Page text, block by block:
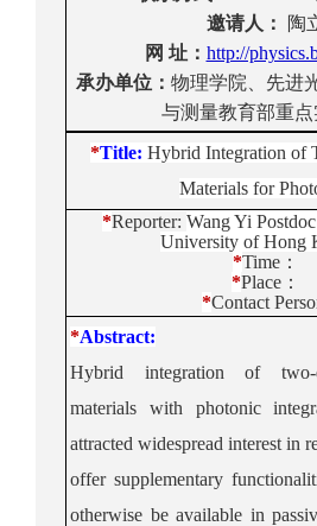
邀请人：
陶
网 址： http://
承办单位： 物理学院
先进
与测量教育部重点
*Title: Hybrid Integration of
Materials for Ph
*Reporter: Wang Yi Postdoc
University of Hong
*Time ：
*Place ：
*Contact
*Abstract:
Hybrid integration of two-
materials with photonic
attracted widespread interest in
offer supplementary
otherwise be available in